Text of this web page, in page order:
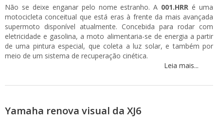
Não se deixe enganar pelo nome estranho. A 001.HRR é uma
motocicleta conceitual que está eras à frente da mais avançada
supermoto disponível atualmente. Concebida para rodar com
eletricidade e gasolina, a moto alimentaria-se de energia a partir
de uma pintura especial, que coleta a luz solar, e também por
meio de um sistema de recuperação cinética.
Leia mais...
Yamaha renova visual da XJ6